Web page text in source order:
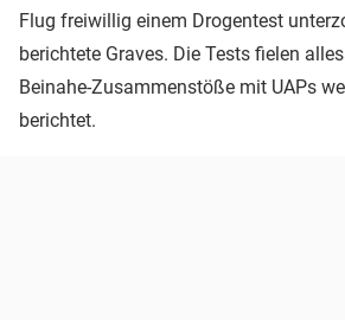
Flug freiwillig einem Drogentest
berichtete Graves. Die Tests fielen
Beinahe-Zusammenstöße mit UAPs
berichtet.